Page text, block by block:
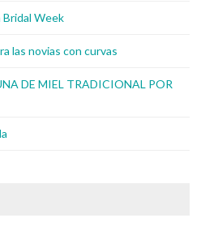
Bridal Week
las novias con curvas
DE MIEL TRADICIONAL POR